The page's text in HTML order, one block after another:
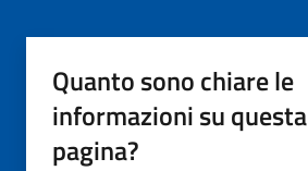
Quanto sono chiare le
informazioni su questa
pagina?